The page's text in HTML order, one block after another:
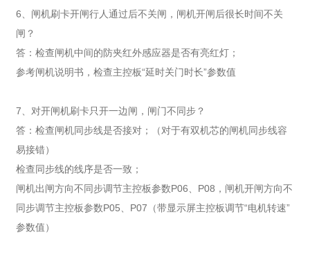
6、闸机刷卡开闸行人通过后不关闸，闸机开闸后很长时间不关
闸？
答：检查闸机中间的防夹红外感应器是否有亮红灯；
参考闸机说明书，检查主控板“延时关门时长”参数值
7、对开闸机刷卡只开一边闸，闸门不同步？
答：检查闸机同步线是否接对；（对于有双机芯的闸机同步线容
易接错）
检查同步线的线序是否一致；
闸机出闸方向不同步调节主控板参数P06、P08，闸机开闸方向不
同步调节主控板参数P05、P07（带显示屏主控板调节“电机转速”
参数值）